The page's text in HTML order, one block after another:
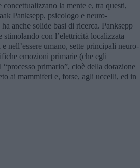
concettualizzano la mente e, tra questi,
Panksepp, psicologo e neuro-
ha anche solide basi di ricerca. Panksepp
con l’elettricità localizzata
nell’essere umano, sette principali neuro-
emozioni primarie (che egli
primario”, cioè della dotazione
ai mammiferi e, forse, agli uccelli, ed in